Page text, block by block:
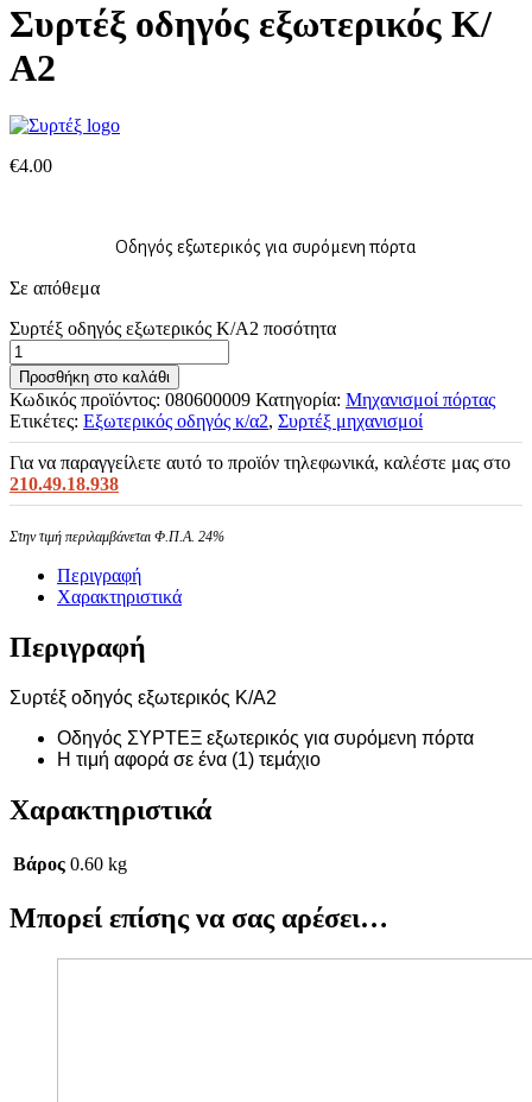
Συρτέξ οδηγός εξωτερικός Κ/
Α2
€4.00
Οδηγός εξωτερικός για συρόμενη πόρτα
Σε απόθεμα
Συρτέξ οδηγός εξωτερικός Κ/Α2 ποσότητα
Προσθήκη στο καλάθι
Κωδικός προϊόντος: 080600009 Κατηγορία: Μηχανισμοί πόρτας
Ετικέτες: Εξωτερικός οδηγός κ/α2, Συρτέξ μηχανισμοί
Για να παραγγείλετε αυτό το προϊόν τηλεφωνικά, καλέστε μας στο
210.49.18.938
Στην τιμή περιλαμβάνεται Φ.Π.Α. 24%
Περιγραφή
Χαρακτηριστικά
Περιγραφή
Συρτέξ οδηγός εξωτερικός Κ/Α2
Οδηγός ΣΥΡΤΕΞ εξωτερικός για συρόμενη πόρτα
Η τιμή αφορά σε ένα (1) τεμάχιο
Χαρακτηριστικά
Βάρος 0.60 kg
Μπορεί επίσης να σας αρέσει…